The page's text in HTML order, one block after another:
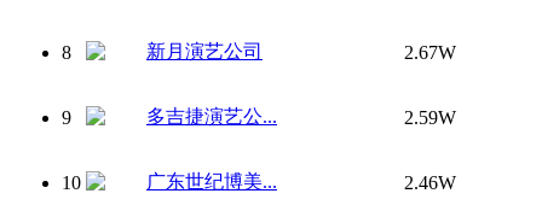
8 新月演艺公司 2.67W
9 多吉捷演艺公... 2.59W
10 广东世纪博美... 2.46W